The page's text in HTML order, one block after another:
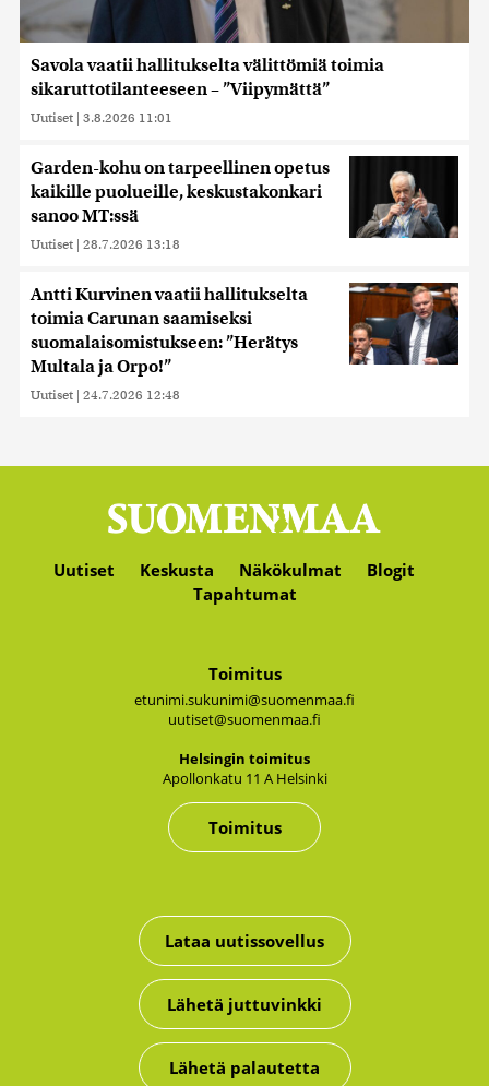
Savola vaatii hallitukselta välittömiä toimia
sikaruttotilanteeseen – ”Viipymättä”
Uutiset | 3.8.2026 11:01
Garden-kohu on tarpeellinen opetus
kaikille puolueille, keskustakonkari
sanoo MT:ssä
Uutiset | 28.7.2026 13:18
Antti Kurvinen vaatii hallitukselta
toimia Carunan saamiseksi
suomalaisomistukseen: ”Herätys
Multala ja Orpo!”
Uutiset | 24.7.2026 12:48
Uutiset Keskusta Näkökulmat
Blogit
Tapahtumat
Toimitus
etunimi.sukunimi@suomenmaa.fi
uutiset@suomenmaa.fi
Hel­sin­gin toi­mi­tus
Apol­lon­ka­tu 11 A Hel­sin­ki
Toimitus
Lataa uutissovellus
Lähetä juttuvinkki
Lähetä palautetta